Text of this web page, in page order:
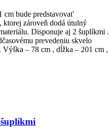
cm bude predstavovať
zároveň dodá útulný
Disponuje aj 2 šuplíkmi .
prevedeniu skvelo
– 78 cm , dĺžka – 201 cm ,